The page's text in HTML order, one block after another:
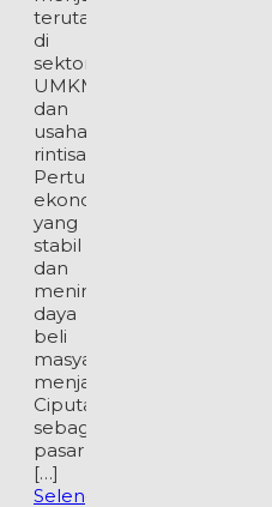
terutama
di
sektor
UMKM
dan
usaha
rintisan.
Pertumbuhan
ekonomi
yang
stabil
dan
meningkatnya
daya
beli
masyarakat
menjadikan
Ciputat
sebagai
pasar
[…]
Selengkapnya